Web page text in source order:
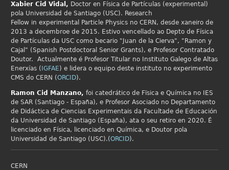
Xabier Cid Vidal, Doctor en Física de Partículas (experimental)
pola Universidad de Santiago (USC). Research
Fellow in experimental Particle Physics no CERN, desde xaneiro de
2013 a decembroe de 2015. Estivo vencellado ao Depto de Física
de Partículas da USC como becario "Juan de la Cierva", "Ramon y
Cajal" (Spanish Postdoctoral Senior Grants), e Profesor Contratado
Doutor. Actualmente é Profesor Titular no Instituto Galego de Altas
Enerxías ( IGFAE) e lidera o equipo deste instituto no experimento
CMS do CERN (ORCID).
Ramon Cid Manzano, foi catedrático de Fïsica e Química no IES
de SAR (Santiago - España), e Profesor Asociado no Departamento
de Didáctica de Ciencias Experimentais da Facultade de Educación
da Universidad de Santiago (España), ata o seu retiro en 2020. É
licenciado en Física, licenciado en Química, e Doutor pola
Universidad de Santiago (USC).(ORCID).
CERN